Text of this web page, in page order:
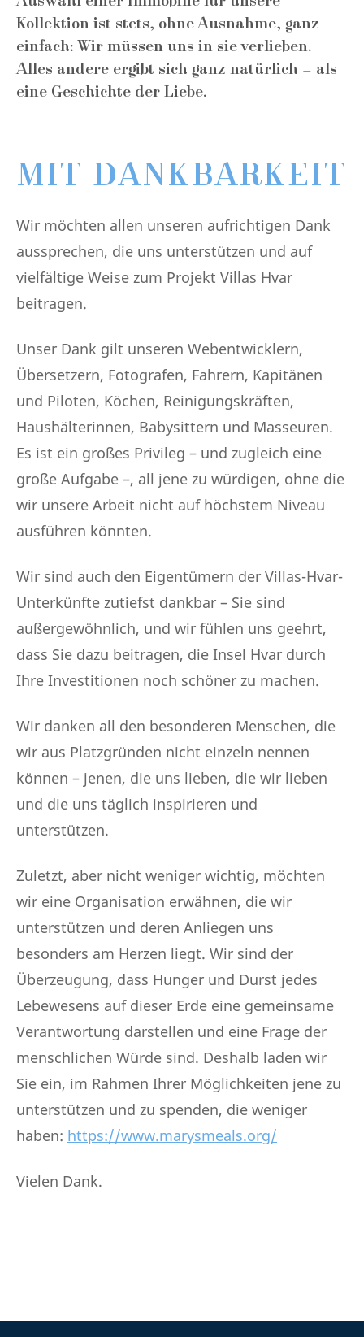
Kollektion ist stets, ohne Ausnahme, ganz
einfach: Wir müssen uns in sie verlieben.
Alles andere ergibt sich ganz natürlich – als
eine Geschichte der Liebe.
MIT DANKBARKEIT
Wir möchten allen unseren aufrichtigen Dank
aussprechen, die uns unterstützen und auf
vielfältige Weise zum Projekt Villas Hvar
beitragen.
Unser Dank gilt unseren Webentwicklern,
Übersetzern, Fotografen, Fahrern, Kapitänen
und Piloten, Köchen, Reinigungskräften,
Haushälterinnen, Babysittern und Masseuren.
Es ist ein großes Privileg – und zugleich eine
große Aufgabe –, all jene zu würdigen, ohne die
wir unsere Arbeit nicht auf höchstem Niveau
ausführen könnten.
Wir sind auch den Eigentümern der Villas-Hvar-
Unterkünfte zutiefst dankbar – Sie sind
außergewöhnlich, und wir fühlen uns geehrt,
dass Sie dazu beitragen, die Insel Hvar durch
Ihre Investitionen noch schöner zu machen.
Wir danken all den besonderen Menschen, die
wir aus Platzgründen nicht einzeln nennen
können – jenen, die uns lieben, die wir lieben
und die uns täglich inspirieren und
unterstützen.
Zuletzt, aber nicht weniger wichtig, möchten
wir eine Organisation erwähnen, die wir
unterstützen und deren Anliegen uns
besonders am Herzen liegt. Wir sind der
Überzeugung, dass Hunger und Durst jedes
Lebewesens auf dieser Erde eine gemeinsame
Verantwortung darstellen und eine Frage der
menschlichen Würde sind. Deshalb laden wir
Sie ein, im Rahmen Ihrer Möglichkeiten jene zu
unterstützen und zu spenden, die weniger
haben: https://www.marysmeals.org/
Vielen Dank.